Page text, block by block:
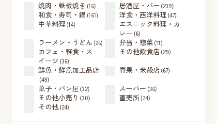
焼肉・鉄板焼き (16) 居酒屋・バー (239)
和食・寿司・鍋 (161) 洋食・西洋料理 (47)
中華料理 (14)
エスニック料理・カ
レー (6)
ラーメン・うどん (25) 弁当・惣菜(11)
カフェ・軽食・ス
イーツ (36)
その他飲食店(29)
鮮魚・鮮魚加工品店
(48)
青果・米殻店(67)
菓子・パン屋 (32) スーパー (36)
その他小売り (30) 直売所(24)
その他(24)